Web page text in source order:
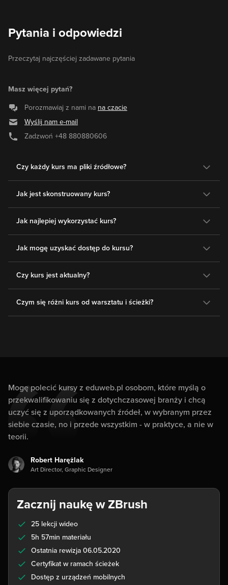
Pytania i odpowiedzi
Przeczytaj najczęściej zadawane pytania
Masz więcej pytań?
Porozmawiaj z nami na na czacie
Wyślij nam e-mail
Zadzwoń +48 880880606
Czy każdy kurs ma pliki źródłowe?
Jak jest skonstruowany kurs?
Jak najlepiej wykorzystać kurs?
Jak mogę uzyskać dostęp do kursu?
Czy kurs jest aktualny?
Czym się różni kurs od warsztatu i ścieżki?
Mogę polecić kursy z eduweb.pl osobom, które myślą o
przekwalifikowaniu się z dotychczasowej branży i chcą
uczyć się z uporządkowanych źródeł, w wybranym przez
siebie czasie, no i przede wszystkim - w praktyce, a nie w
teorii.
Robert Harężlak
Art Director, Graphic Designer
Zacznij naukę w ZBrush
25 lekcji wideo
5h 57min materiału
Ostatnia rewizja 06.05.2020
Certyfikat w ramach ścieżek
Dostęp z urządzeń mobilnych